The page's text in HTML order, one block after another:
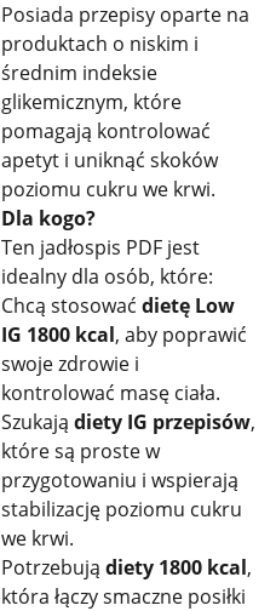
Posiada przepisy oparte na
produktach o niskim i
średnim indeksie
glikemicznym, które
pomagają kontrolować
apetyt i uniknąć skoków
poziomu cukru we krwi.
Dla kogo?
Ten jadłospis PDF jest
idealny dla osób, które:
Chcą stosować dietę Low
IG 1800 kcal, aby poprawić
swoje zdrowie i
kontrolować masę ciała.
Szukają diety IG przepisów,
które są proste w
przygotowaniu i wspierają
stabilizację poziomu cukru
we krwi.
Potrzebują diety 1800 kcal,
która łączy smaczne posiłki